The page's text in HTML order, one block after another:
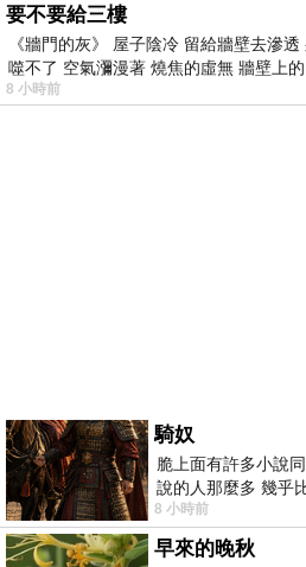
要不要給三樓
《牆門的灰》 屋子陰冷 留給牆壁去滲
噬不了 空氣瀰漫著 燒焦的虛無 牆壁上的
8 小時前
騎奴
脆上面有許多小說
說的人那麼多 幾乎
了一個問題 她說為
8 小時前
早來的晚秋